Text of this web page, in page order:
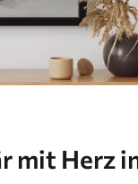
mit Herz